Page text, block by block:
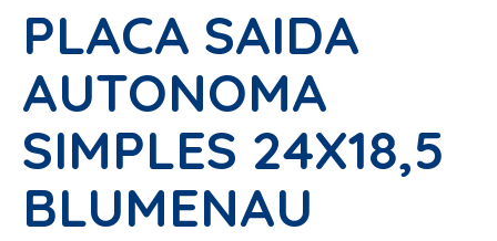
PLACA SAIDA
AUTONOMA
SIMPLES 24X18,5
BLUMENAU